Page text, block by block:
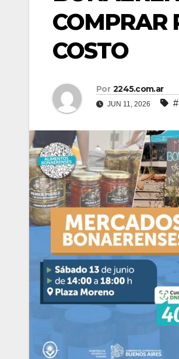
COMPRAR
COSTO
Por 2245.com.ar
JUN 11, 2026